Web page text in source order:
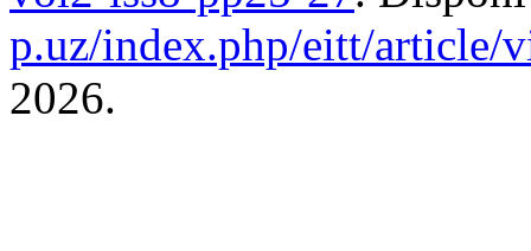
p.uz/index.php/eitt/article/
2026.